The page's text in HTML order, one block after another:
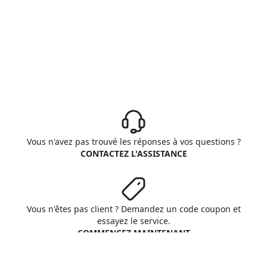
Vous n'avez pas trouvé les réponses à vos questions ?
CONTACTEZ L'ASSISTANCE
Vous n'êtes pas client ? Demandez un code coupon et
essayez le service.
COMMENCEZ MAINTENANT